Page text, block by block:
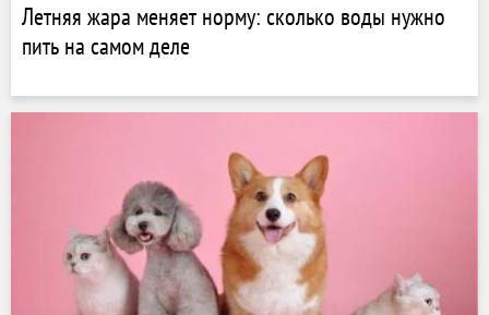
Летняя жара меняет норму: сколько воды нужно
пить на самом деле